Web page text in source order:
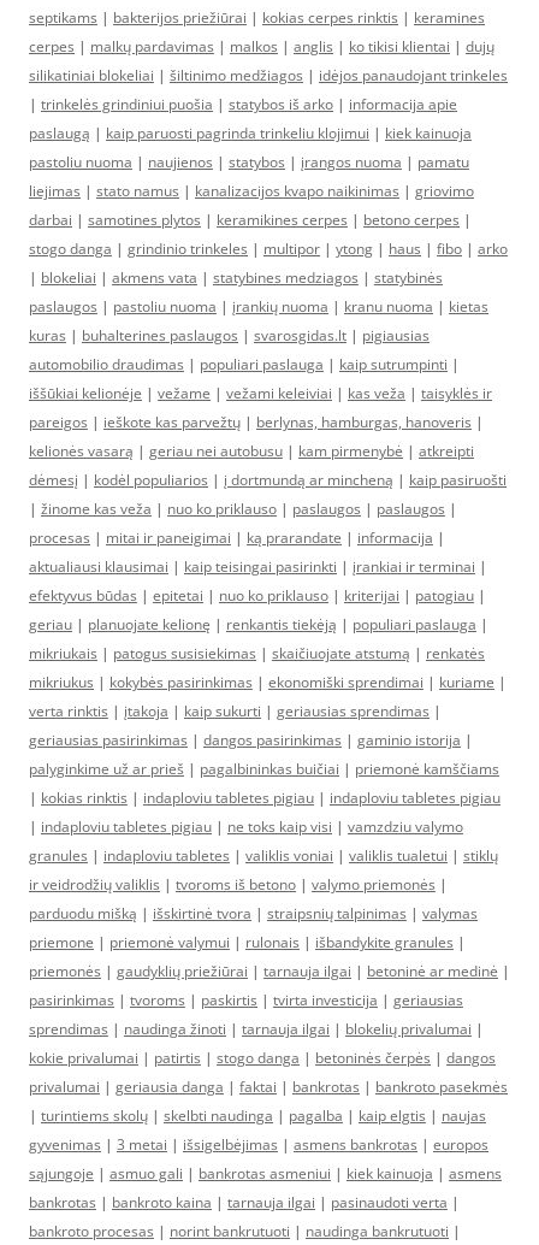
septikams | bakterijos priežiūrai | kokias cerpes rinktis | keramines
cerpes | malkų pardavimas | malkos | anglis | ko tikisi klientai | dujų
silikatiniai blokeliai | šiltinimo medžiagos | idėjos panaudojant trinkeles
| trinkelės grindiniui puošia | statybos iš arko | informacija apie
paslaugą | kaip paruosti pagrinda trinkeliu klojimui | kiek kainuoja
pastoliu nuoma | naujienos | statybos | įrangos nuoma | pamatu
liejimas | stato namus | kanalizacijos kvapo naikinimas | griovimo
darbai | samotines plytos | keramikines cerpes | betono cerpes |
stogo danga | grindinio trinkeles | multipor | ytong | haus | fibo | arko
| blokeliai | akmens vata | statybines medziagos | statybinės
paslaugos | pastoliu nuoma | įrankių nuoma | kranu nuoma | kietas
kuras | buhalterines paslaugos | svarosgidas.lt | pigiausias
automobilio draudimas | populiari paslauga | kaip sutrumpinti |
iššūkiai kelionėje | vežame | vežami keleiviai | kas veža | taisyklės ir
pareigos | ieškote kas parvežtų | berlynas, hamburgas, hanoveris |
kelionės vasarą | geriau nei autobusu | kam pirmenybė | atkreipti
dėmesį | kodėl populiarios | į dortmundą ar mincheną | kaip pasiruošti
| žinome kas veža | nuo ko priklauso | paslaugos | paslaugos |
procesas | mitai ir paneigimai | ką prarandate | informacija |
aktualiausi klausimai | kaip teisingai pasirinkti | įrankiai ir terminai |
efektyvus būdas | epitetai | nuo ko priklauso | kriterijai | patogiau |
geriau | planuojate kelionę | renkantis tiekėją | populiari paslauga |
mikriukais | patogus susisiekimas | skaičiuojate atstumą | renkatės
mikriukus | kokybės pasirinkimas | ekonomiški sprendimai | kuriame |
verta rinktis | įtakoja | kaip sukurti | geriausias sprendimas |
geriausias pasirinkimas | dangos pasirinkimas | gaminio istorija |
palyginkime už ar prieš | pagalbininkas buičiai | priemonė kamščiams
| kokias rinktis | indaploviu tabletes pigiau | indaploviu tabletes pigiau
| indaploviu tabletes pigiau | ne toks kaip visi | vamzdziu valymo
granules | indaploviu tabletes | valiklis voniai | valiklis tualetui | stiklų
ir veidrodžių valiklis | tvoroms iš betono | valymo priemonės |
parduodu mišką | išskirtinė tvora | straipsnių talpinimas | valymas
priemone | priemonė valymui | rulonais | išbandykite granules |
priemonės | gaudyklių priežiūrai | tarnauja ilgai | betoninė ar medinė |
pasirinkimas | tvoroms | paskirtis | tvirta investicija | geriausias
sprendimas | naudinga žinoti | tarnauja ilgai | blokelių privalumai |
kokie privalumai | patirtis | stogo danga | betoninės čerpės | dangos
privalumai | geriausia danga | faktai | bankrotas | bankroto pasekmės
| turintiems skolų | skelbti naudinga | pagalba | kaip elgtis | naujas
gyvenimas | 3 metai | išsigelbėjimas | asmens bankrotas | europos
sąjungoje | asmuo gali | bankrotas asmeniui | kiek kainuoja | asmens
bankrotas | bankroto kaina | tarnauja ilgai | pasinaudoti verta |
bankroto procesas | norint bankrutuoti | naudinga bankrutuoti |